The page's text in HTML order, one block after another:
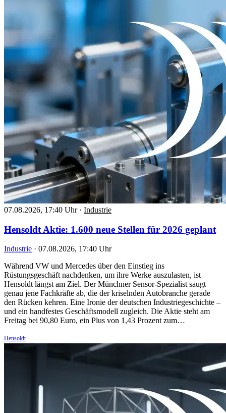
07.08.2026, 17:40 Uhr · Industrie
Hensoldt Aktie: 1.600 neue Stellen für 2026 geplant
Industrie · 07.08.2026, 17:40 Uhr
Während VW und Mercedes über den Einstieg ins
Rüstungsgeschäft nachdenken, um ihre Werke auszulasten, ist
Hensoldt längst am Ziel. Der Münchner Sensor-Spezialist saugt
genau jene Fachkräfte ab, die der kriselnden Autobranche gerade
den Rücken kehren. Eine Ironie der deutschen Industriegeschichte –
und ein handfestes Geschäftsmodell zugleich. Die Aktie steht am
Freitag bei 90,80 Euro, ein Plus von 1,43 Prozent zum…
Hensoldt